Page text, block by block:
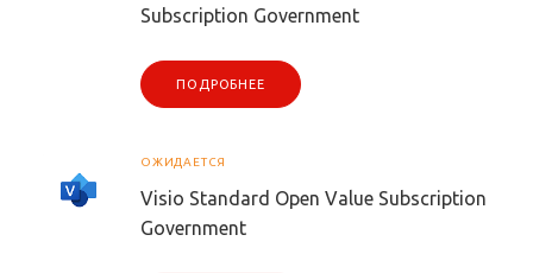
Subscription Government
ПОДРОБНЕЕ
ОЖИДАЕТСЯ
Visio Standard Open Value Subscription
Government